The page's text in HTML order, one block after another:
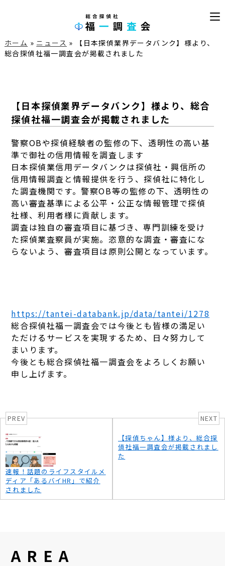
ホーム » ニュース »
【日本探偵業界データバンク】様より、
総合探偵社福一調査会が掲載されました
【日本探偵業界データバンク】様より、総合
探偵社福一調査会が掲載されました
警察OBや探偵経験者の監修の下、透明性の高い基
準で御社の信用情報を調査します
日本探偵業信用データバンクは探偵社・興信所の
信用情報調査と情報提供を行う、探偵社に特化し
た調査機関です。警察OB等の監修の下、透明性の
高い審査基準による公平・公正な情報管理で探偵
社様、利用者様に貢献します。
調査は独自の審査項目に基づき、専門訓練を受け
た探偵業査察員が実施。恣意的な調査・審査にな
らないよう、審査項目は原則公開となっています。
https://tantei-databank.jp/data/tantei/1278
総合探偵社福一調査会では今後とも皆様の満足い
ただけるサービスを実現するため、日々努力して
まいります。
今後とも総合探偵社福一調査会をよろしくお願い
申し上げます。
PREV
速報！話題のライフスタイルメ
ディア「あるバイHR」で紹介
されました
NEXT
【探偵ちゃん】様より、総合探
偵社福一調査会が掲載されまし
た
AREA